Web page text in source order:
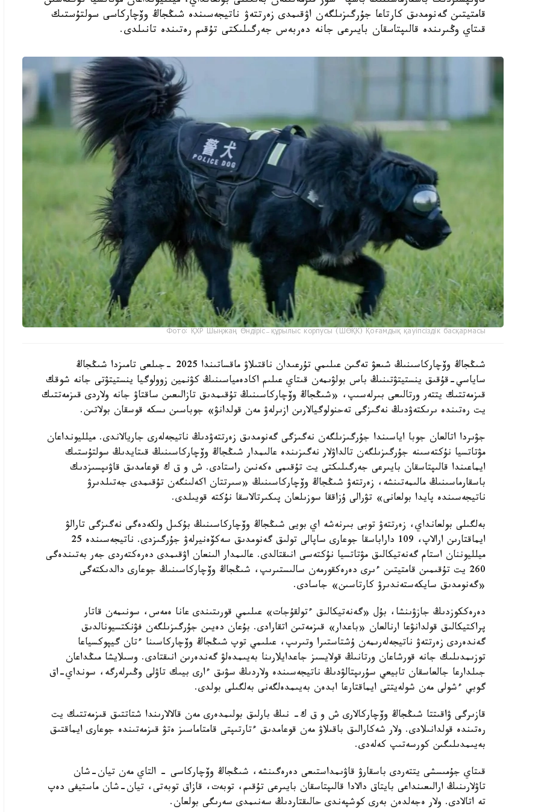
قامتيتىن گەنومدىق كارتاعا جۇرگىزىلگەن اۋقىمدى زەرتتەۋ ناتيجەسىندە شىڭجاڭ وۆچاركاسى سولتۇستىك
قىتاي وڭىرىندە قالىپتاسقان بايىرعى جانە دەربەس جەرگىلىكتى تۇقىم رەتىندە تانىلدى.
Фото: ҚХР Шыңжаң Өндіріс-құрылыс корпусы (ШӨҚК) Қоғамдық қауіпсіздік басқармасы
شىڭجاڭ وۆچاركاسىنىڭ شىعۋ تەگىن عىلىمي تۇرعىدان ناقتىلاۋ ماقساتىندا 2025 -جىلعى تامىزدا شىڭجاڭ
ساياسي-قۇقىق ينستيتۋتىنىڭ باس بولۋىمەن قىتاي عىلىم اكادەمياسىنىڭ كۋنمين زوولوگيا ينستيتۋتى جانە شوقك
قىزمەتتىك يتتەر ورتالىعى بىرلەسىپ، «شىڭجاڭ وۆچاركاسىنىڭ تۇقىمدىق تازالىعىن ساقتاۋ جانە ولاردى قىزمەتتىك
يت رەتىندە ىرىكتەۋدىڭ نەگىزگى تەحنولوگيالارىن ازىرلەۋ مەن قولدانۋ» جوباسىن ىسكە قوسقان بولاتىن.
جۋىردا اتالعان جوبا اياسىندا جۇرگىزىلگەن نەگىزگى گەنومدىق زەرتتەۋدىڭ ناتيجەلەرى جاريالاندى. ميلليونداعان
مۋتاتسيا نۇكتەسىنە جۇرگىزىلگەن تالداۋلار نەگىزىندە عالىمدار شىڭجاڭ وۆچاركاسىنىڭ قىتايدىڭ سولتۇستىك
ايماعىندا قالىپتاسقان بايىرعى جەرگىلىكتى يت تۇقىمى ەكەنىن راستادى. ش و ق ك قوعامدىق قاۋىپسىزدىك
باسقارماسىنىڭ مالىمەتىنشە، زەرتتەۋ شىڭجاڭ وۆچاركاسىنىڭ «سىرتتان اكەلىنگەن تۇقىمدى جەتىلدىرۋ
ناتيجەسىندە پايدا بولعانى» تۋرالى ۇزاققا سوزىلعان پىكىرتالاسقا نۇكتە قويىلدى.
بەلگىلى بولعانداي، زەرتتەۋ توبى بىرنەشە اي بويى شىڭجاڭ وۆچاركاسىنىڭ بۇكىل ولكەدەگى نەگىزگى تارالۋ
ايماقتارىن ارالاپ، 109 داراباسقا جوعارى ساپالى تولىق گەنومدىق سەكۆەنيرلەۋ جۇرگىزدى. ناتيجەسىندە 25
ميلليوننان استام گەنەتيكالىق مۋتاتسيا نۇكتەسى انىقتالدى. عالىمدار الىنعان اۋقىمدى دەرەكتەردى جەر بەتىندەگى
260 يت تۇقىمىن قامتيتىن ءىرى دەرەكقورمەن سالىستىرىپ، شىڭجاڭ وۆچاركاسىنىڭ جوعارى دالدىكتەگى
«گەنومدىق سايكەستەندىرۋ كارتاسىن» جاسادى.
دەرەككوزدىڭ جازۋىنشا، بۇل «گەنەتيكالىق ءتولقۇجات» عىلىمي قورىتىندى عانا ەمەس، سونىمەن قاتار
پراكتيكالىق قولدانۋعا ارنالعان «باعدار» قىزمەتىن اتقارادى. بۇعان دەيىن جۇرگىزىلگەن فۋنكتسيونالدىق
گەندەردى زەرتتەۋ ناتيجەلەرىمەن ۇشتاستىرا وتىرىپ، عىلىمي توپ شىڭجاڭ وۆچاركاسىنا ءتان گيپوكسياعا
توزىمدىلىك جانە قورشاعان ورتانىڭ قولايسىز جاعدايلارىنا بەيىمدەلۋ گەندەرىن انىقتادى. وسىلايشا مىڭداعان
جىلدارعا جالعاسقان تابيعي سۇرىپتالۋدىڭ ناتيجەسىندە ولاردىڭ سۋىق ءارى بيىك تاۋلى وڭىرلەرگە، سونداي-اق
گوبي ءشولى مەن شولەيتتى ايماقتارعا ابدەن بەيىمدەلگەنى بەلگىلى بولدى.
قازىرگى ۋاقىتتا شىڭجاڭ وۆچاركالارى ش و ق ك- نىڭ بارلىق بولىمدەرى مەن قالالارىندا شتاتتىق قىزمەتتىك يت
رەتىندە قولدانىلادى. ولار شەكارالىق باقىلاۋ مەن قوعامدىق ءتارتىپتى قامتاماسىز ەتۋ قىزمەتىندە جوعارى ايماقتىق
بەيىمدىلىگىن كورسەتىپ كەلەدى.
قىتاي جۇمىسشى يتتەردى باسقارۋ قاۋىمداستىعى دەرەگىنشە، شىڭجاڭ وۆچاركاسى - التاي مەن تيان-شان
تاۋلارىنىڭ ارالىعىنداعى بايتاق دالادا قالىپتاسقان بايىرعى تۇقىم، توبەت، قازاق توبەتى، تيان-شان ماستيفى دەپ
تە اتالادى. ولار ەجەلدەن بەرى كوشپەندى حالىقتاردىڭ سەنىمدى سەرىگى بولعان.